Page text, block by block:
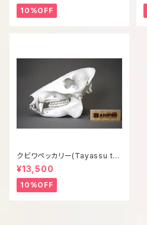
10%OFF
クビワペッカリー(Tayassu taj
acui) 等倍頭骨模型
¥13,500
10%OFF